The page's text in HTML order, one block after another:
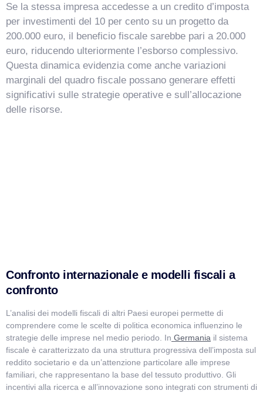
Se la stessa impresa accedesse a un credito d’imposta
per investimenti del 10 per cento su un progetto da
200.000 euro, il beneficio fiscale sarebbe pari a 20.000
euro, riducendo ulteriormente l’esborso complessivo.
Questa dinamica evidenzia come anche variazioni
marginali del quadro fiscale possano generare effetti
significativi sulle strategie operative e sull’allocazione
delle risorse.
Confronto internazionale e modelli fiscali a
confronto
L’analisi dei modelli fiscali di altri Paesi europei permette di
comprendere come le scelte di politica economica influenzino le
strategie delle imprese nel medio periodo. In Germania il sistema
fiscale è caratterizzato da una struttura progressiva dell’imposta sul
reddito societario e da un’attenzione particolare alle imprese
familiari, che rappresentano la base del tessuto produttivo. Gli
incentivi alla ricerca e all’innovazione sono integrati con strumenti di